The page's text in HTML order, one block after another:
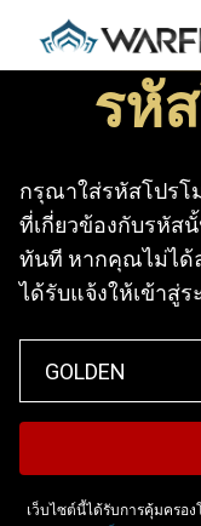
รหั
กรุณาใส่รหัสโปรโ
ที่เกี่ยวข้องกับรหัส
ทันที หากคุณไม่ได้
ได้รับแจ้งให้เข้าสู่
เว็บไซต์นี้ได้รับการคุ้มครอง